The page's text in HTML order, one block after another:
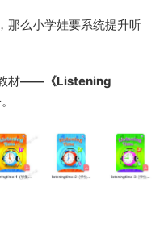
那么小学娃要系统提升听
材——《Listening